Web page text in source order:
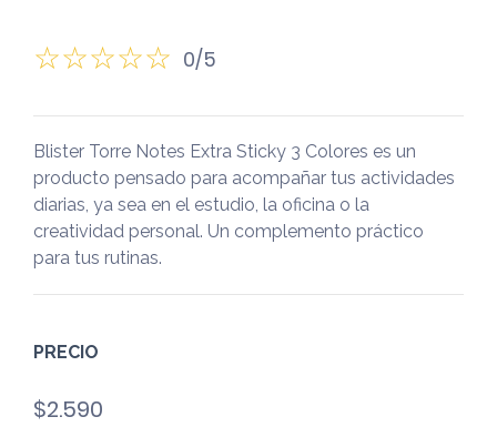
0/5
Blister Torre Notes Extra Sticky 3 Colores es un
producto pensado para acompañar tus actividades
diarias, ya sea en el estudio, la oficina o la
creatividad personal. Un complemento práctico
para tus rutinas.
PRECIO
$2.590